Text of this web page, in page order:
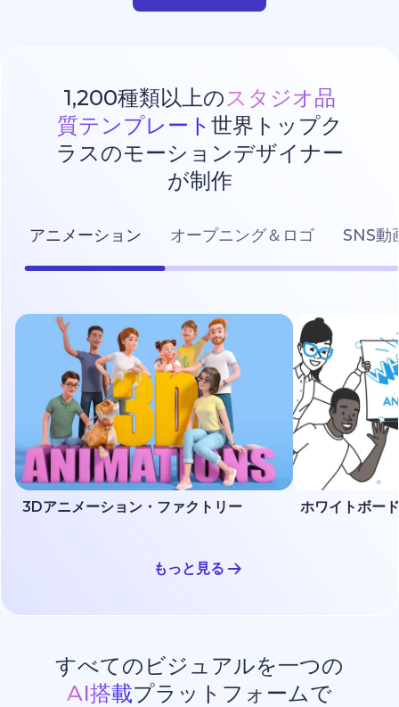
1,200種類以上のスタジオ品
質テンプレート 世界トップク
ラスのモーションデザイナー
が制作
アニメーション オープニング＆ロゴ SNS動
3Dアニメーション・ファクトリー
もっと見る
すべてのビジュアルを一つの
AI搭載プラットフォームで